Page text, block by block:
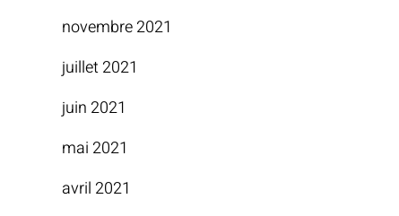
novembre 2021
juillet 2021
juin 2021
mai 2021
avril 2021